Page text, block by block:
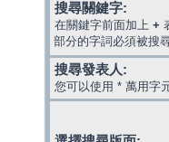
搜尋關鍵字:
在關鍵字前面加上 +
部分的字詞必須被搜
搜尋發表人:
您可以使用 * 萬用字